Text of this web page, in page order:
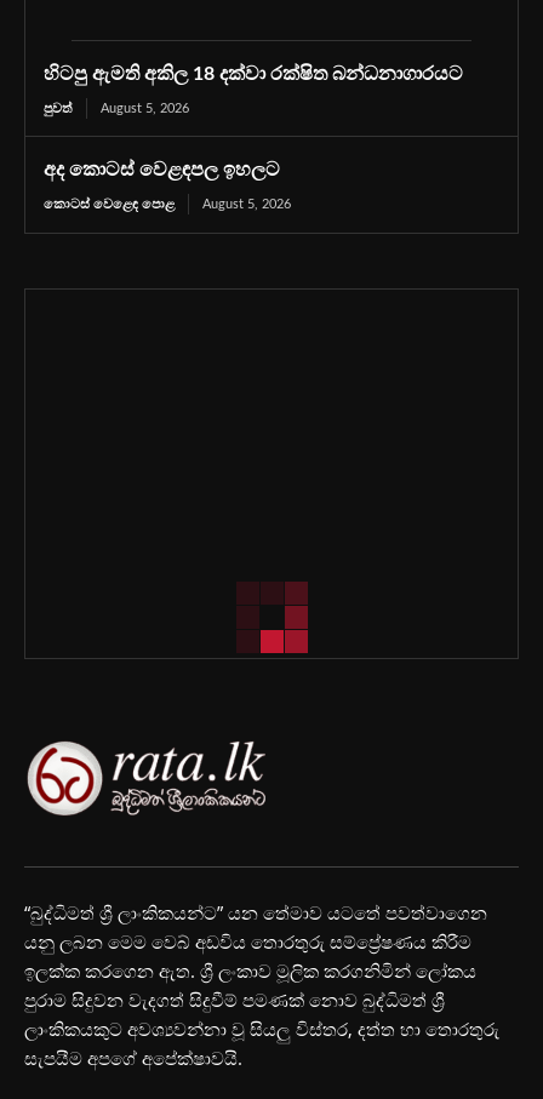
හිටපු ඇමති අකිල 18 දක්වා රක්ෂිත බන්ධනාගාරයට
පුවත් August 5, 2026
අද කොටස් වෙළඳපල ඉහලට
කොටස් වෙළෙඳ පොළ August 5, 2026
“බුද්ධිමත් ශ්‍රී ලාංකිකයන්ට” යන තේමාව යටතේ පවත්වාගෙන
යනු ලබන මෙම වෙබ් අඩවිය තොරතුරු සම්ප්‍රේෂණය කිරීම
ඉලක්ක කරගෙන ඇත. ශ්‍රී ලංකාව මූලික කරගනිමින් ලෝකය
පුරාම සිදුවන වැදගත් සිදුවීම් පමණක් නොව බුද්ධිමත් ශ්‍රී
ලාංකිකයකුට අවශ්‍යවන්නා වූ සියලු විස්තර, දත්ත හා තොරතුරු
සැපයීම අපගේ අපේක්ෂාවයි.